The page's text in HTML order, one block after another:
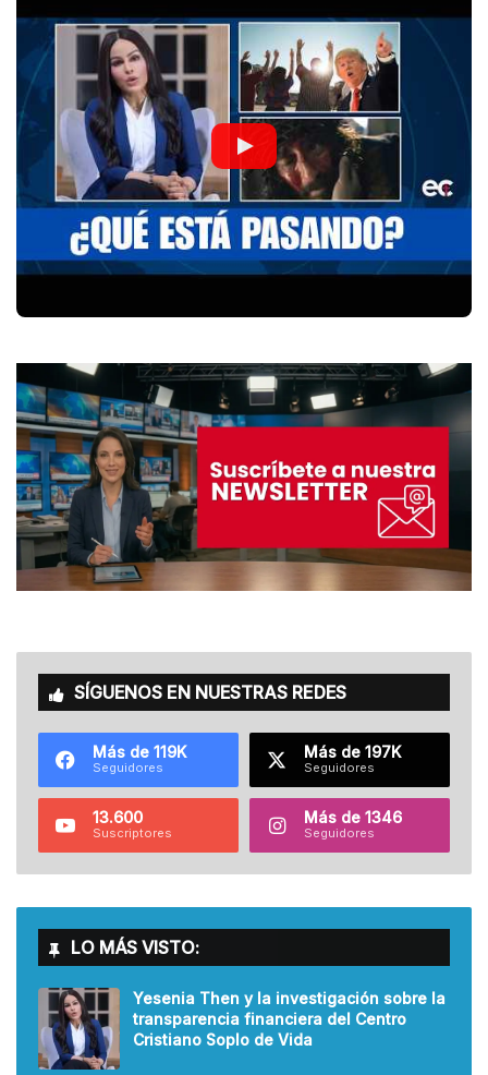
SÍGUENOS EN NUESTRAS REDES
Más de 119K
Seguidores
Más de 197K
Seguidores
13.600
Suscriptores
Más de 1346
Seguidores
LO MÁS VISTO:
Yesenia Then y la investigación sobre la
transparencia financiera del Centro
Cristiano Soplo de Vida